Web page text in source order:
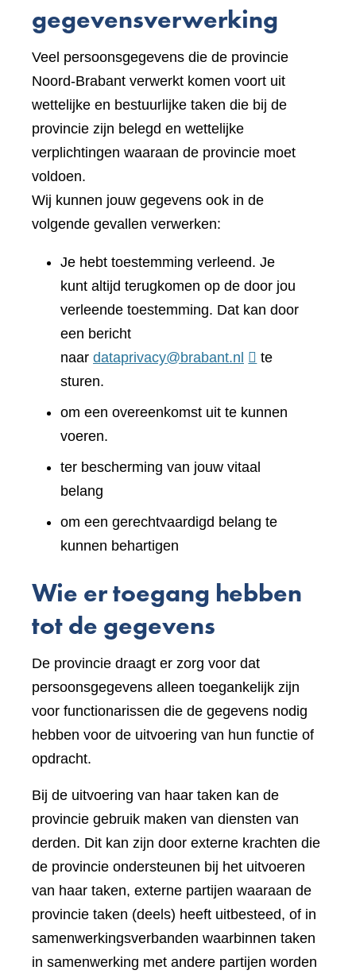
gegevensverwerking
Veel persoonsgegevens die de provincie
Noord-Brabant verwerkt komen voort uit
wettelijke en bestuurlijke taken die bij de
provincie zijn belegd en wettelijke
verplichtingen waaraan de provincie moet
voldoen.
Wij kunnen jouw gegevens ook in de
volgende gevallen verwerken:
Je hebt toestemming verleend. Je
kunt altijd terugkomen op de door jou
verleende toestemming. Dat kan door
een bericht
naar dataprivacy@brabant.nl
te
sturen.
om een overeenkomst uit te kunnen
voeren.
ter bescherming van jouw vitaal
belang
om een gerechtvaardigd belang te
kunnen behartigen
Wie er toegang hebben
tot de gegevens
De provincie draagt er zorg voor dat
persoonsgegevens alleen toegankelijk zijn
voor functionarissen die de gegevens nodig
hebben voor de uitvoering van hun functie of
opdracht.
Bij de uitvoering van haar taken kan de
provincie gebruik maken van diensten van
derden. Dit kan zijn door externe krachten die
de provincie ondersteunen bij het uitvoeren
van haar taken, externe partijen waaraan de
provincie taken (deels) heeft uitbesteed, of in
samenwerkingsverbanden waarbinnen taken
in samenwerking met andere partijen worden